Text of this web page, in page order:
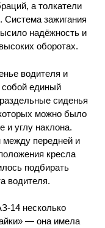
а толкатели
Система зажигания
надёжность и
оборотах.
водителя и
собой единый
сиденья
можно было
и углу наклона.
между передней и
кресла
подбирать
водителя.
14 несколько
— она имела